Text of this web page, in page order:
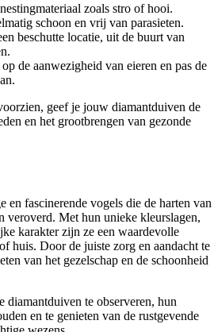
zoals stro of hooi.
schoon en vrij van parasieten.
beschutte locatie, uit de buurt van
de aanwezigheid van eieren en pas de
geef je jouw diamantduiven de
en het grootbrengen van gezonde
en fascinerende vogels die de harten van
veroverd. Met hun unieke kleurslagen,
karakter zijn ze een waardevolle
huis. Door de juiste zorg en aandacht te
van het gezelschap en de schoonheid
diamantduiven te observeren, hun
en te genieten van de rustgevende